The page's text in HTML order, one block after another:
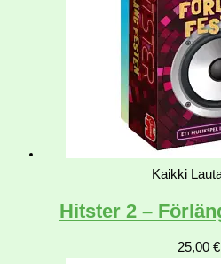
Kaikki
Hitster 2 –
25,00 €